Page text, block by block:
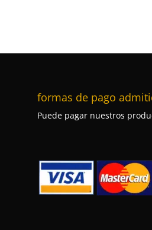
formas de pago
Puede pagar nuestros